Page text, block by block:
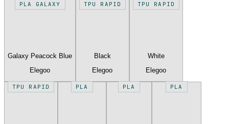
PLA GALAXY
Galaxy Peacock Blue
Elegoo
TPU RAPID
Black
Elegoo
TPU RAPID
White
Elegoo
TPU RAPID PLA PLA PLA